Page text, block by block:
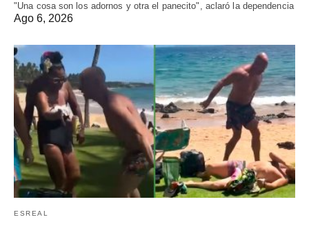
"Una cosa son los adornos y otra el panecito", aclaró la dependencia
Ago 6, 2026
ESREAL